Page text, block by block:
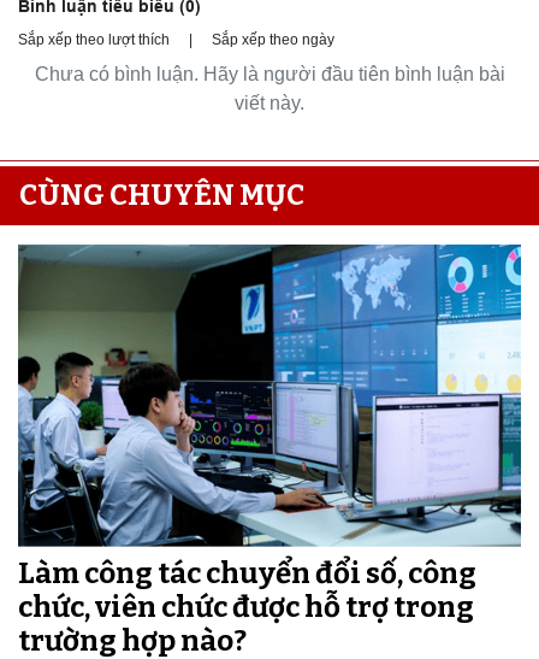
Bình luận tiêu biểu (0)
Sắp xếp theo lượt thích Sắp xếp theo ngày
Chưa có bình luận. Hãy là người đầu tiên bình luận bài
viết này.
CÙNG CHUYÊN MỤC
Làm công tác chuyển đổi số, công
chức, viên chức được hỗ trợ trong
trường hợp nào?